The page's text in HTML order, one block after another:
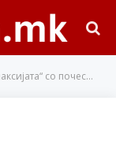
за визуелна имагинација во Кина